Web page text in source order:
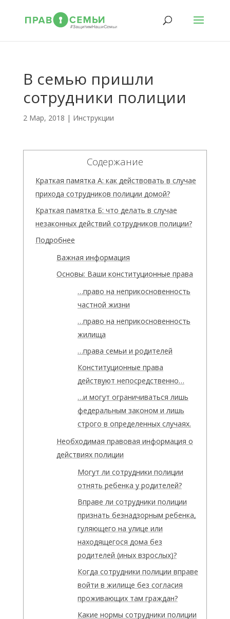
В семью пришли
сотрудники полиции
2 Мар, 2018 | Инструкции
Содержание
Краткая памятка А: как действовать в случае
прихода сотрудников полиции домой?
Краткая памятка Б: что делать в случае
незаконных действий сотрудников полиции?
Подробнее
Важная информация
Основы: Ваши конституционные права
…право на неприкосновенность
частной жизни
…право на неприкосновенность
жилища
…права семьи и родителей
Конституционные права
действуют непосредственно…
…и могут ограничиваться лишь
федеральным законом и лишь
строго в определенных случаях.
Необходимая правовая информация о
действиях полиции
Могут ли сотрудники полиции
отнять ребенка у родителей?
Вправе ли сотрудники полиции
признать безнадзорным ребенка,
гуляющего на улице или
находящегося дома без
родителей (иных взрослых)?
Когда сотрудники полиции вправе
войти в жилище без согласия
проживающих там граждан?
Какие нормы сотрудники полиции